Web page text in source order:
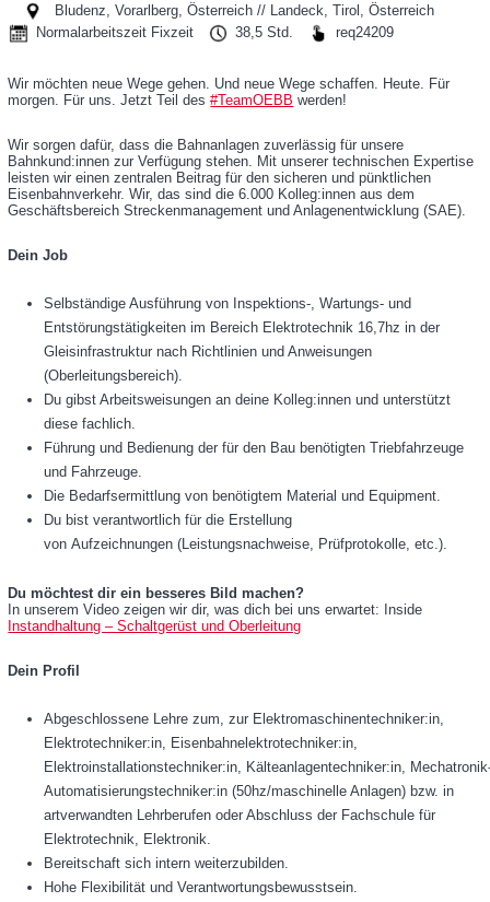
BCC GmbH
Infrastruktur AG
iMobility GmbH
Rail Cargo Group
Technische Services GmbH
Bludenz, Vorarlberg, Österreich // Landeck, Tirol, Österreich
Normalarbeitszeit Fixzeit
38,5 Std. req24209
Wir möchten neue Wege gehen. Und neue Wege schaffen. Heute. Für
morgen. Für uns. Jetzt Teil des#TeamOEBB werden!
Wir sorgen dafür, dass die Bahnanlagen zuverlässig für unsere
Bahnkund:innen zur Verfügung stehen. Mit unserer technischen Expertise
leisten wir einen zentralen Beitrag für den sicheren und pünktlichen
Eisenbahnverkehr. Wir, das sind die 6.000 Kolleg:innen aus dem
Geschäftsbereich Streckenmanagement und Anlagenentwicklung (SAE).
Dein Job
Selbständige Ausführung von Inspektions-, Wartungs- und
Entstörungstätigkeiten im Bereich Elektrotechnik 16,7hz in der
Gleisinfrastruktur nach Richtlinien und Anweisungen
(Oberleitungsbereich).
Du gibst Arbeitsweisungen an deine Kolleg:innen und unterstützt
diese fachlich.
Führung und Bedienung der für den Bau benötigten Triebfahrzeuge
und Fahrzeuge.
Die Bedarfsermittlung von benötigtem Material und Equipment.
Du bist verantwortlich für die Erstellung
von Aufzeichnungen (Leistungsnachweise, Prüfprotokolle, etc.).
Du möchtest dir ein besseres Bild machen?
In unserem Video zeigen wir dir, was dich bei uns erwartet: Inside
Instandhaltung – Schaltgerüst und Oberleitung
Dein Profil
Abgeschlossene Lehre zum, zur Elektromaschinentechniker:in,
Elektrotechniker:in, Eisenbahnelektrotechniker:in,
Elektroinstallationstechniker:in, Kälteanlagentechniker:in,
Automatisierungstechniker:in (50hz/maschinelle Anlagen) bzw. in
artverwandten Lehrberufen oder Abschluss der Fachschule für
Elektrotechnik, Elektronik.
Bereitschaft sich intern weiterzubilden.
Hohe Flexibilität und Verantwortungsbewusstsein.